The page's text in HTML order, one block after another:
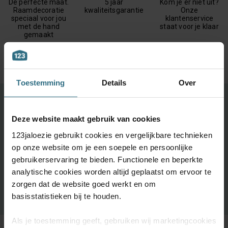
Toestemming Details Over
Deze website maakt gebruik van cookies
123jaloezie gebruikt cookies en vergelijkbare technieken
op onze website om je een soepele en persoonlijke
gebruikerservaring te bieden. Functionele en beperkte
analytische cookies worden altijd geplaatst om ervoor te
zorgen dat de website goed werkt en om
basisstatistieken bij te houden.
Als je toestemming geeft, gebruiken wij marketingcookies
De perfecte maat.
Raamdecoratie
speciaal voor jou
met de hand
gemaakt
5 jaar
kwaliteitsgarantie
Kom je er niet uit?
Onze
klantenservice
staat voor je klaar
Grootste keuze uit diverse materialen en kleuren.
Bestel tot maximaal 6 GRATIS monsters
Vandaag vóór 12:00 besteld is morgen in huis
BESTEL GRATIS MONSTERS